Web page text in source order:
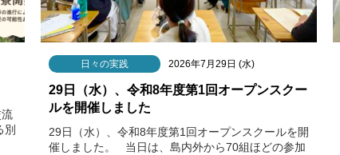
別
日々の実践 2026年7月29日 (水)
29日（水）、令和8年度第1回オープンスクー
ルを開催しました
29日（水）、令和8年度第1回オープンスクールを開
催しました。 当日は、島内外から70組ほどの参加